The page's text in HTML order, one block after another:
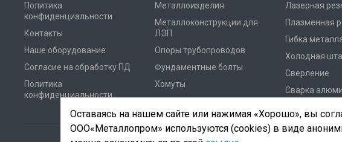
Политика
конфиденциальности
Контакты
Наше оборудование
Согласие на обработку ПД
Политика
конфиденциальности
Металлоизделия
Металлоконструкции для
ЛЭП
Опоры трубопроводов
Фундаментные болты
Хомуты
Лазерная
Плазменная
Гибка
Холодная
Сверление
Сварка
Оставаясь на нашем сайте или нажимая «Хорошо», вы
ООО«Металлопром» используются (cookies) в виде